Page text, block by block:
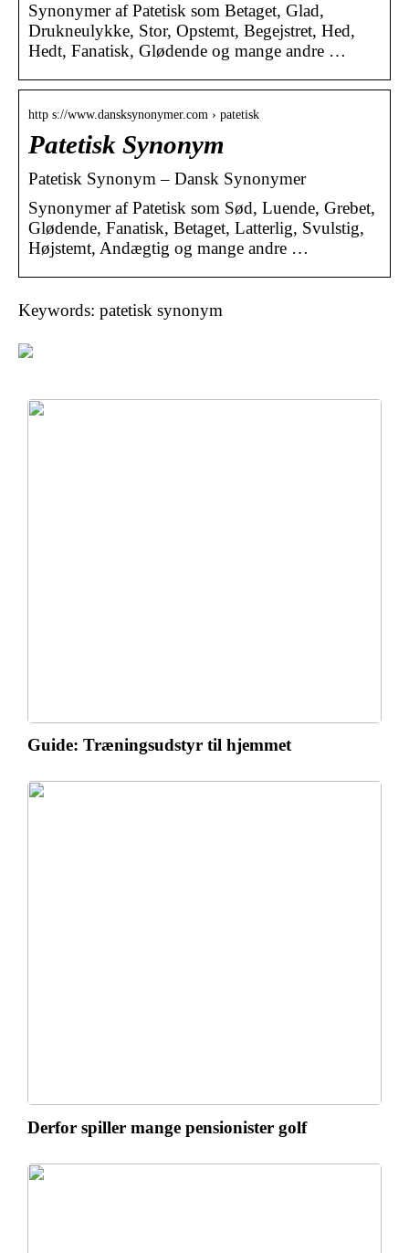
Synonymer af Patetisk som Betaget, Glad,
Drukneulykke, Stor, Opstemt, Begejstret, Hed,
Hedt, Fanatisk, Glødende og mange andre …
http s://www.dansksynonymer.com › patetisk
Patetisk Synonym
Patetisk Synonym – Dansk Synonymer
Synonymer af Patetisk som Sød, Luende, Grebet,
Glødende, Fanatisk, Betaget, Latterlig, Svulstig,
Højstemt, Andægtig og mange andre …
Keywords: patetisk synonym
Guide: Træningsudstyr til hjemmet
Derfor spiller mange pensionister golf